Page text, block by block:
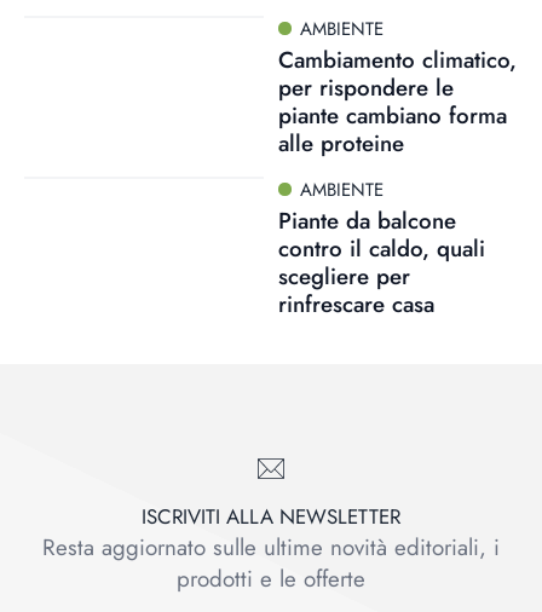
AMBIENTE
Cambiamento climatico,
per rispondere le
piante cambiano forma
alle proteine
AMBIENTE
Piante da balcone
contro il caldo, quali
scegliere per
rinfrescare casa
ISCRIVITI ALLA NEWSLETTER
Resta aggiornato sulle ultime novità editoriali, i
prodotti e le offerte